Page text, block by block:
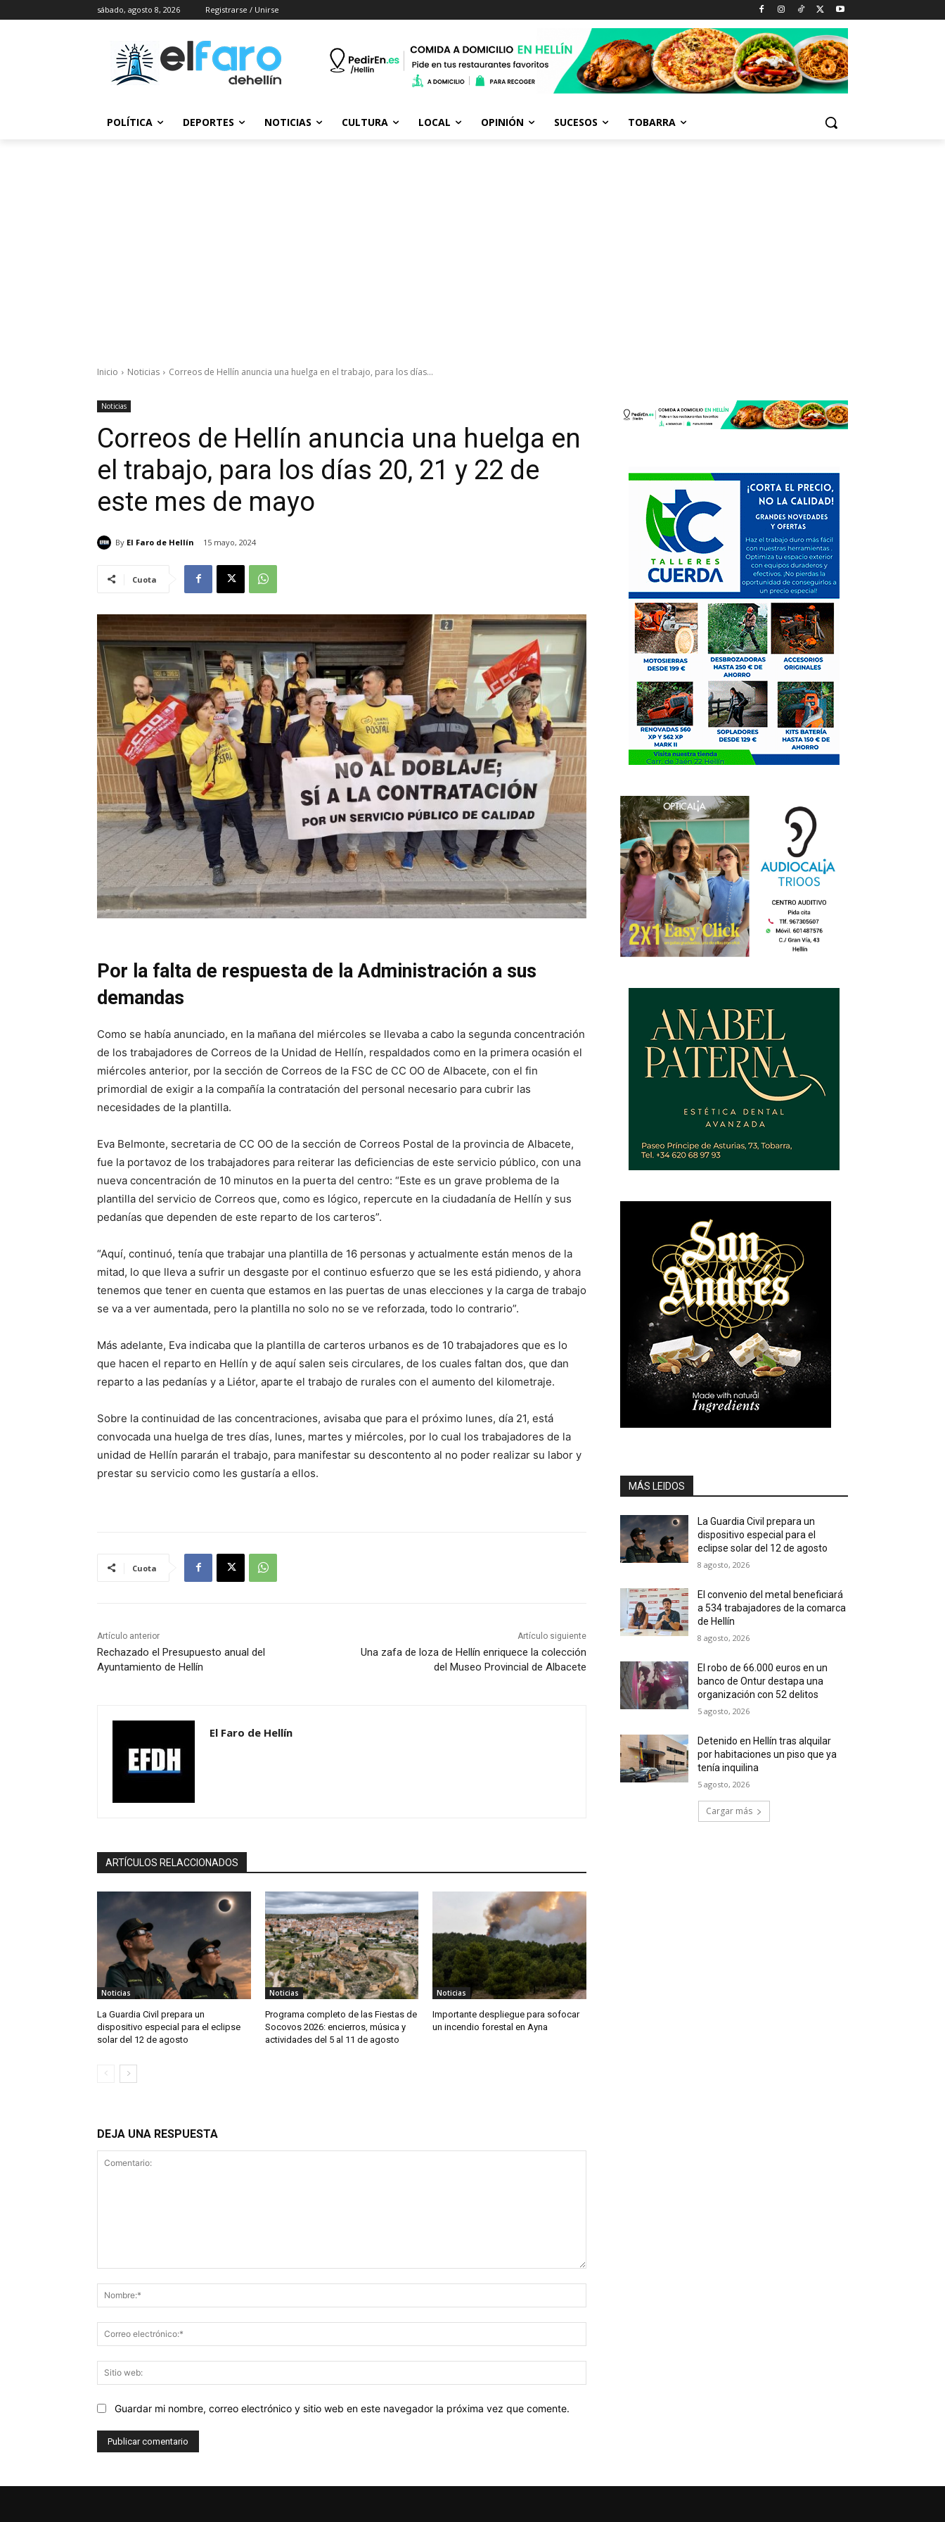
sábado, agosto 8, 2026 Registrarse / Unirse
POLÍTICA DEPORTES NOTICIAS CULTURA LOCAL OPINIÓN SUCESOS TOBARRA
Inicio Noticias Correos de Hellín anuncia una huelga en el trabajo, para los días...
Noticias
Correos de Hellín anuncia una huelga en
el trabajo, para los días 20, 21 y 22 de
este mes de mayo
By El Faro de Hellín 15 mayo, 2024
Cuota
Por la falta de respuesta de la Administración a sus
demandas
Como se había anunciado, en la mañana del miércoles se llevaba a cabo la segunda concentración
de los trabajadores de Correos de la Unidad de Hellín, respaldados como en la primera ocasión el
miércoles anterior, por la sección de Correos de la FSC de CC OO de Albacete, con el fin
primordial de exigir a la compañía la contratación del personal necesario para cubrir las
necesidades de la plantilla.
Eva Belmonte, secretaria de CC OO de la sección de Correos Postal de la provincia de Albacete,
fue la portavoz de los trabajadores para reiterar las deficiencias de este servicio público, con una
nueva concentración de 10 minutos en la puerta del centro: “Este es un grave problema de la
plantilla del servicio de Correos que, como es lógico, repercute en la ciudadanía de Hellín y sus
pedanías que dependen de este reparto de los carteros”.
“Aquí, continuó, tenía que trabajar una plantilla de 16 personas y actualmente están menos de la
mitad, lo que lleva a sufrir un desgaste por el continuo esfuerzo que se les está pidiendo, y ahora
tenemos que tener en cuenta que estamos en las puertas de unas elecciones y la carga de trabajo
se va a ver aumentada, pero la plantilla no solo no se ve reforzada, todo lo contrario”.
Más adelante, Eva indicaba que la plantilla de carteros urbanos es de 10 trabajadores que es lo
que hacen el reparto en Hellín y de aquí salen seis circulares, de los cuales faltan dos, que dan
reparto a las pedanías y a Liétor, aparte el trabajo de rurales con el aumento del kilometraje.
Sobre la continuidad de las concentraciones, avisaba que para el próximo lunes, día 21, está
convocada una huelga de tres días, lunes, martes y miércoles, por lo cual los trabajadores de la
unidad de Hellín pararán el trabajo, para manifestar su descontento al no poder realizar su labor y
prestar su servicio como les gustaría a ellos.
Cuota
Artículo anterior
Rechazado el Presupuesto anual del
Ayuntamiento de Hellín
Artículo siguiente
Una zafa de loza de Hellín enriquece la colección
del Museo Provincial de Albacete
El Faro de Hellín
ARTÍCULOS RELACCIONADOS
Noticias
La Guardia Civil prepara un
dispositivo especial para el eclipse
solar del 12 de agosto
Noticias
Programa completo de las Fiestas de
Socovos 2026: encierros, música y
actividades del 5 al 11 de agosto
Noticias
Importante despliegue para sofocar
un incendio forestal en Ayna
DEJA UNA RESPUESTA
electrónico:*
web:
Guardar mi nombre, correo electrónico y sitio web en este navegador la próxima vez que comente.
MÁS LEIDOS
La Guardia Civil prepara un
dispositivo especial para el
eclipse solar del 12 de agosto
8 agosto, 2026
El convenio del metal beneficiará
a 534 trabajadores de la comarca
de Hellín
8 agosto, 2026
El robo de 66.000 euros en un
banco de Ontur destapa una
organización con 52 delitos
5 agosto, 2026
Detenido en Hellín tras alquilar
por habitaciones un piso que ya
tenía inquilina
5 agosto, 2026
Cargar más